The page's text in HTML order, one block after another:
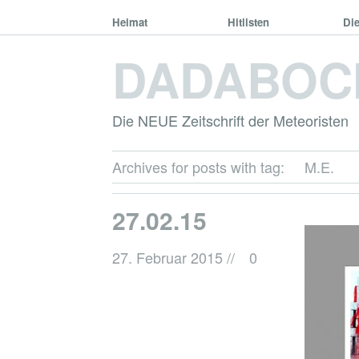
Heimat Hitlisten
Die NEUE Zeitschrift der Meteoristen
Archives for posts with tag: M.E.
27.02.15
27. Februar 2015 // 0